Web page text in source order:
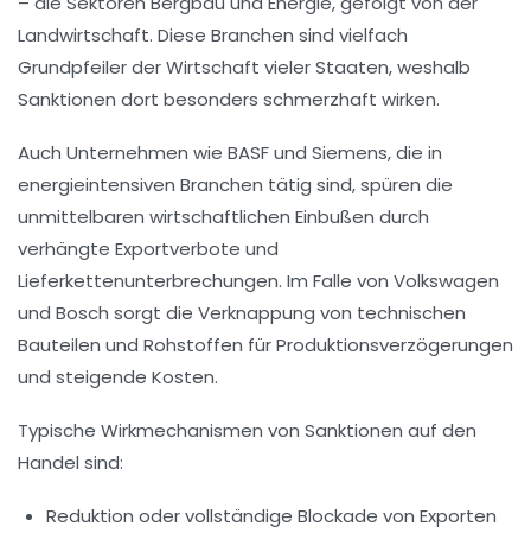
Landwirtschaft. Diese Branchen sind vielfach
Grundpfeiler der Wirtschaft vieler Staaten, weshalb
Sanktionen dort besonders schmerzhaft wirken.
Auch Unternehmen wie BASF und Siemens, die in
energieintensiven Branchen tätig sind, spüren die
unmittelbaren wirtschaftlichen Einbußen durch
verhängte Exportverbote und
Lieferkettenunterbrechungen. Im Falle von Volkswagen
und Bosch sorgt die Verknappung von technischen
Bauteilen und Rohstoffen für Produktionsverzögerungen
und steigende Kosten.
Typische Wirkmechanismen von Sanktionen auf den
Handel sind:
Reduktion oder vollständige Blockade von Exporten